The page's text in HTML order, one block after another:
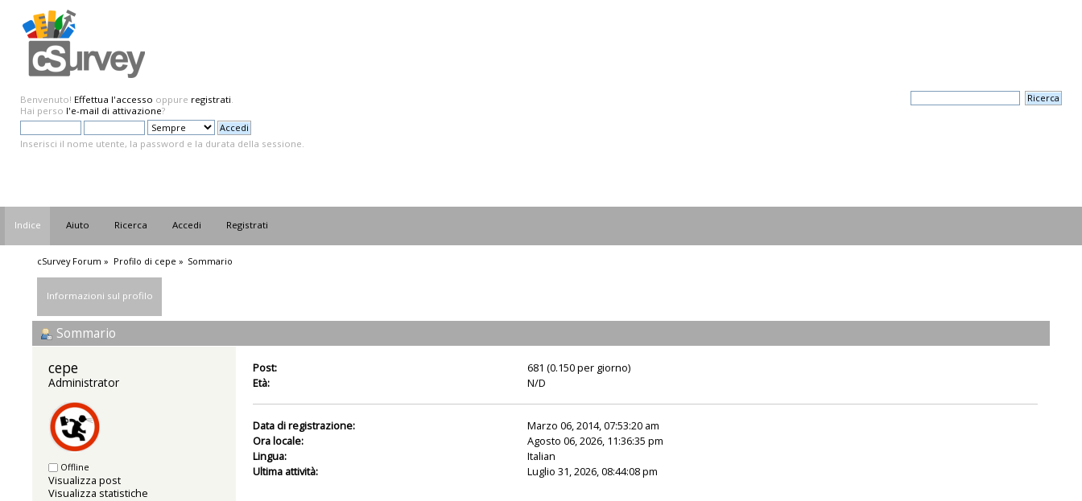
Benvenuto! Effettua l'accesso oppure registrati.
Hai perso l'e-mail di attivazione?
Inserisci il nome utente, la password e la durata della sessione.
Indice Aiuto Ricerca Accedi Registrati
cSurvey Forum » Profilo di cepe » Sommario
Informazioni sul profilo
Sommario
cepe
Administrator
Offline
Visualizza post
Visualizza statistiche
Post:
681 (0.150 per giorno)
Età:
N/D
Data di registrazione:
Marzo 06, 2014, 07:53:20 am
Ora locale:
Agosto 06, 2026, 11:36:35 pm
Lingua:
Italian
Ultima attività:
Luglio 31, 2026, 08:44:08 pm